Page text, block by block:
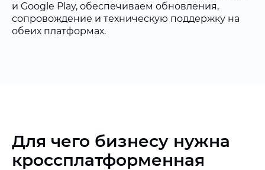
и Google Play, обеспечиваем обновления,
сопровождение и техническую поддержку на
обеих платформах.
Для чего бизнесу нужна
кроссплатформенная